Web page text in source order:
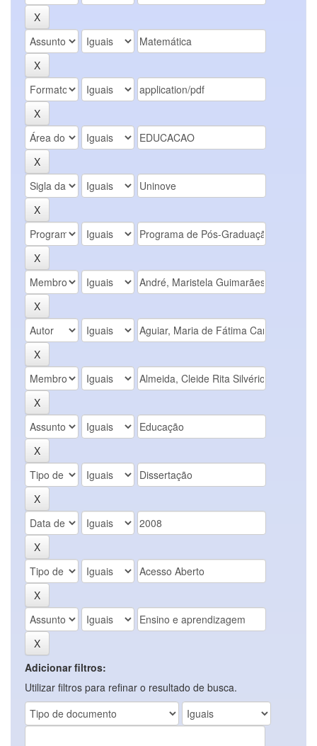
Adicionar filtros:
Utilizar filtros para refinar o resultado de busca.